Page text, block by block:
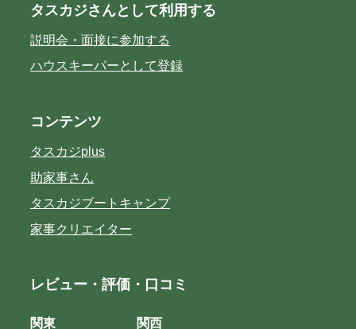
タスカジさんとして利用する
説明会・面接に参加する
ハウスキーパーとして登録
コンテンツ
タスカジplus
助家事さん
タスカジブートキャンプ
家事クリエイター
レビュー・評価・口コミ
関東
関西